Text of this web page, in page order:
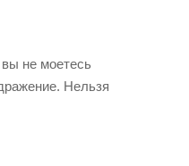
вы не моетесь
Нельзя